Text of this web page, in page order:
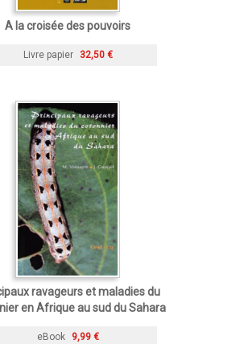
A la croisée des pouvoirs
Livre papier 32,50 €
ravageurs et maladies du
en Afrique au sud du Sahara
eBook 9,99 €